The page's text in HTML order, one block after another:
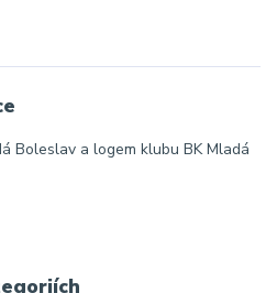
Boleslav a logem klubu BK Mladá